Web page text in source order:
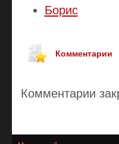
Борис
Комментарии
Комментарии